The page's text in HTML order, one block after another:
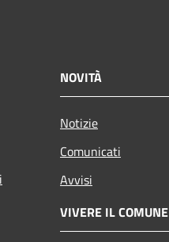
NOVITÀ
Notizie
Comunicati
Avvisi
VIVERE IL COMUNE